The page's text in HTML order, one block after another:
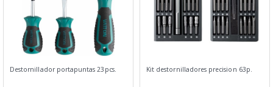
Destornillador portapuntas 23pcs. Kit destornilladores precision 63p.